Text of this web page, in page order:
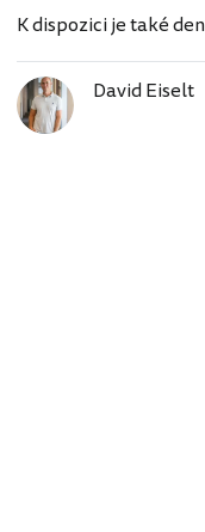
K dispozici je také
David Eiselt